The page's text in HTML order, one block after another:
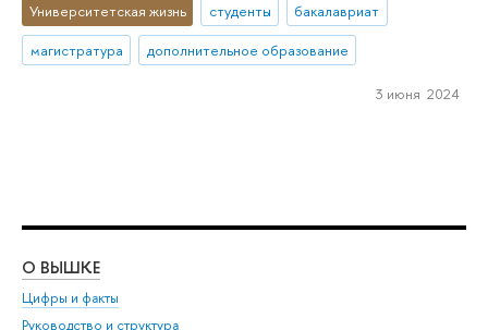
Университетская жизнь студенты
бакалавриат
магистратура
дополнительное образование
3 июня 2024
О ВЫШКЕ
Цифры и факты
Руководство и структура